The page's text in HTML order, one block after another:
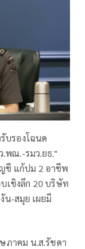
บรองโฉนด
.พณ.-รมว.ยธ."
ชี แก้ปม 2 อาชีพ
เชิงลึก 20 บริษัท
น-สมุย เผยมี
ภาคม น.ส.รัชดา